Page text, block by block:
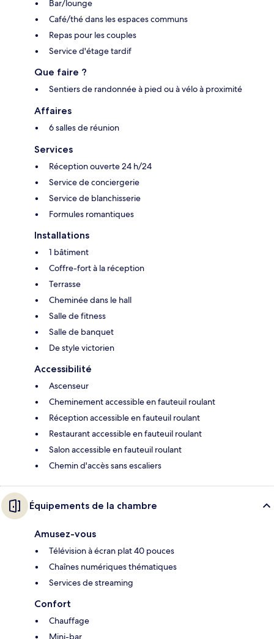
Bar/lounge
Café/thé dans les espaces communs
Repas pour les couples
Service d'étage tardif
Que faire ?
Sentiers de randonnée à pied ou à vélo à proximité
Affaires
6 salles de réunion
Services
Réception ouverte 24 h/24
Service de conciergerie
Service de blanchisserie
Formules romantiques
Installations
1 bâtiment
Coffre-fort à la réception
Terrasse
Cheminée dans le hall
Salle de fitness
Salle de banquet
De style victorien
Accessibilité
Ascenseur
Cheminement accessible en fauteuil roulant
Réception accessible en fauteuil roulant
Restaurant accessible en fauteuil roulant
Salon accessible en fauteuil roulant
Chemin d'accès sans escaliers
Équipements de la chambre
Amusez-vous
Télévision à écran plat 40 pouces
Chaînes numériques thématiques
Services de streaming
Confort
Chauffage
Mini-bar